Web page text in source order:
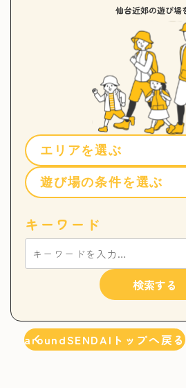
キーワード
検索する
aroundSENDAIトップへ戻る